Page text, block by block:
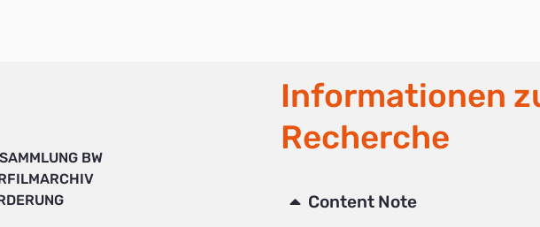
BW
Informationen
Recherche
Content Note